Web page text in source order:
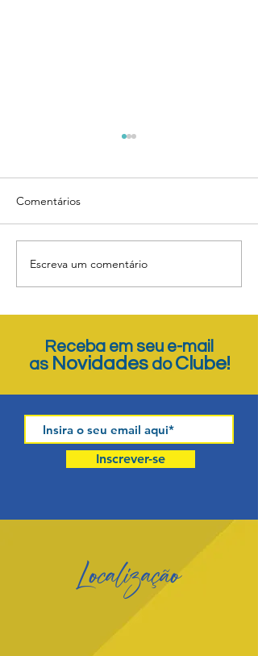
Comentários
Escreva um comentário
Receba em seu e-mail
as NovidadesdoClube!
Inscrever-se
Localização